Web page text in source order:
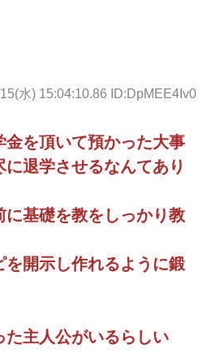
水) 15:04:10.86 ID:DpMEE4Iv0
金を頂いて預かった大事
退学させるなんてあり
に基礎を教をしっかり教
を開示し作れるように鍛
た主人公がいるらしい